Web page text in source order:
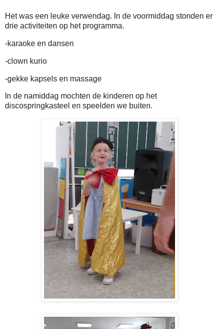
Het was een leuke verwendag. In de voormiddag stonden er
drie activiteiten op het programma.
-karaoke en dansen
-clown kurio
-gekke kapsels en massage
In de namiddag mochten de kinderen op het
discospringkasteel en speelden we buiten.